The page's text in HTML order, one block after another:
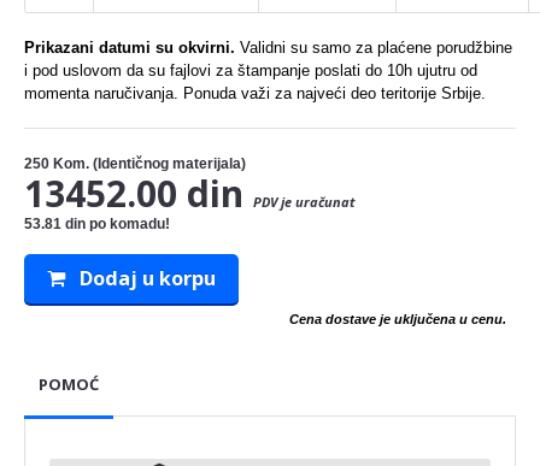
Prikazani datumi su okvirni. Validni su samo za plaćene porudžbine
i pod uslovom da su fajlovi za štampanje poslati do 10h ujutru od
momenta naručivanja. Ponuda važi za najveći deo teritorije Srbije.
250 Kom. (Identičnog materijala)
13452.00 din PDV je uračunat
53.81 din po komadu!
Dodaj u korpu
Cena dostave je uključena u cenu.
POMOĆ